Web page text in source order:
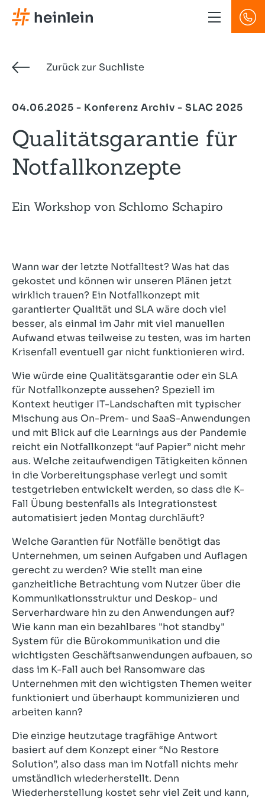
Direkt
zum
Zurück zur Suchliste
04.06.2025 - Konferenz Archiv - SLAC 2025
Qualitätsgarantie für
Notfallkonzepte
Ein Workshop von Schlomo Schapiro
Wann war der letzte Notfalltest? Was hat das
gekostet und können wir unseren Plänen jetzt
wirklich trauen? Ein Notfallkonzept mit
garantierter Qualität und SLA wäre doch viel
besser, als einmal im Jahr mit viel manuellen
Aufwand etwas teilweise zu testen, was im harten
Krisenfall eventuell gar nicht funktionieren wird.
Wie würde eine Qualitätsgarantie oder ein SLA
für Notfallkonzepte aussehen? Speziell im
Kontext heutiger IT-Landschaften mit typischer
Mischung aus On-Prem- und SaaS-Anwendungen
und mit Blick auf die Learnings aus der Pandemie
reicht ein Notfallkonzept “auf Papier” nicht mehr
aus. Welche zeitaufwendigen Tätigkeiten können
in die Vorbereitungsphase verlegt und somit
testgetrieben entwickelt werden, so dass die K-
Fall Übung bestenfalls als Integrationstest
automatisiert jeden Montag durchläuft?
Welche Garantien für Notfälle benötigt das
Unternehmen, um seinen Aufgaben und Auflagen
gerecht zu werden? Wie stellt man eine
ganzheitliche Betrachtung vom Nutzer über die
Kommunikationsstruktur und Deskop- und
Serverhardware hin zu den Anwendungen auf?
Wie kann man ein bezahlbares "hot standby"
System für die Bürokommunikation und die
wichtigsten Geschäftsanwendungen aufbauen, so
dass im K-Fall auch bei Ransomware das
Unternehmen mit den wichtigsten Themen weiter
funktioniert und überhaupt kommunizieren und
arbeiten kann?
Die einzige heutzutage tragfähige Antwort
basiert auf dem Konzept einer “No Restore
Solution”, also dass man im Notfall nichts mehr
umständlich wiederherstellt. Denn
Wiederherstellung kostet sehr viel Zeit und kann,